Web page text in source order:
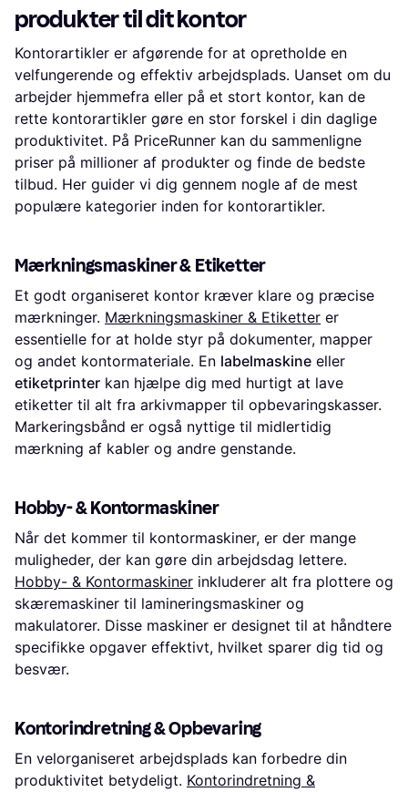
produkter til dit kontor
Kontorartikler er afgørende for at opretholde en
velfungerende og effektiv arbejdsplads. Uanset om du
arbejder hjemmefra eller på et stort kontor, kan de
rette kontorartikler gøre en stor forskel i din daglige
produktivitet. På PriceRunner kan du sammenligne
priser på millioner af produkter og finde de bedste
tilbud. Her guider vi dig gennem nogle af de mest
populære kategorier inden for kontorartikler.
Mærkningsmaskiner & Etiketter
Et godt organiseret kontor kræver klare og præcise
mærkninger. Mærkningsmaskiner & Etiketter er
essentielle for at holde styr på dokumenter, mapper
og andet kontormateriale. En labelmaskine eller
etiketprinter kan hjælpe dig med hurtigt at lave
etiketter til alt fra arkivmapper til opbevaringskasser.
Markeringsbånd er også nyttige til midlertidig
mærkning af kabler og andre genstande.
Hobby- & Kontormaskiner
Når det kommer til kontormaskiner, er der mange
muligheder, der kan gøre din arbejdsdag lettere.
Hobby- & Kontormaskiner inkluderer alt fra plottere og
skæremaskiner til lamineringsmaskiner og
makulatorer. Disse maskiner er designet til at håndtere
specifikke opgaver effektivt, hvilket sparer dig tid og
besvær.
Kontorindretning & Opbevaring
En velorganiseret arbejdsplads kan forbedre din
produktivitet betydeligt. Kontorindretning &